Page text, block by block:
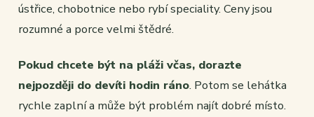
ústřice, chobotnice nebo rybí speciality. Ceny jsou
rozumné a porce velmi štědré.
Pokud chcete být na pláži včas, dorazte
nejpozději do devíti hodin ráno. Potom se lehátka
rychle zaplní a může být problém najít dobré místo.